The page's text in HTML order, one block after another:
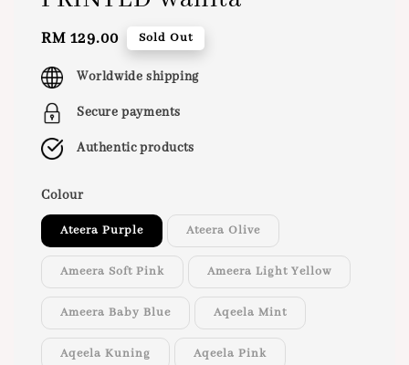
Regular
price
RM 129.00 Sold Out
Worldwide shipping
Secure payments
Authentic products
Colour
Ateera Purple Ateera Olive
Ameera Soft Pink Ameera Light Yellow
Ameera Baby Blue Aqeela Mint
Aqeela Kuning Aqeela Pink